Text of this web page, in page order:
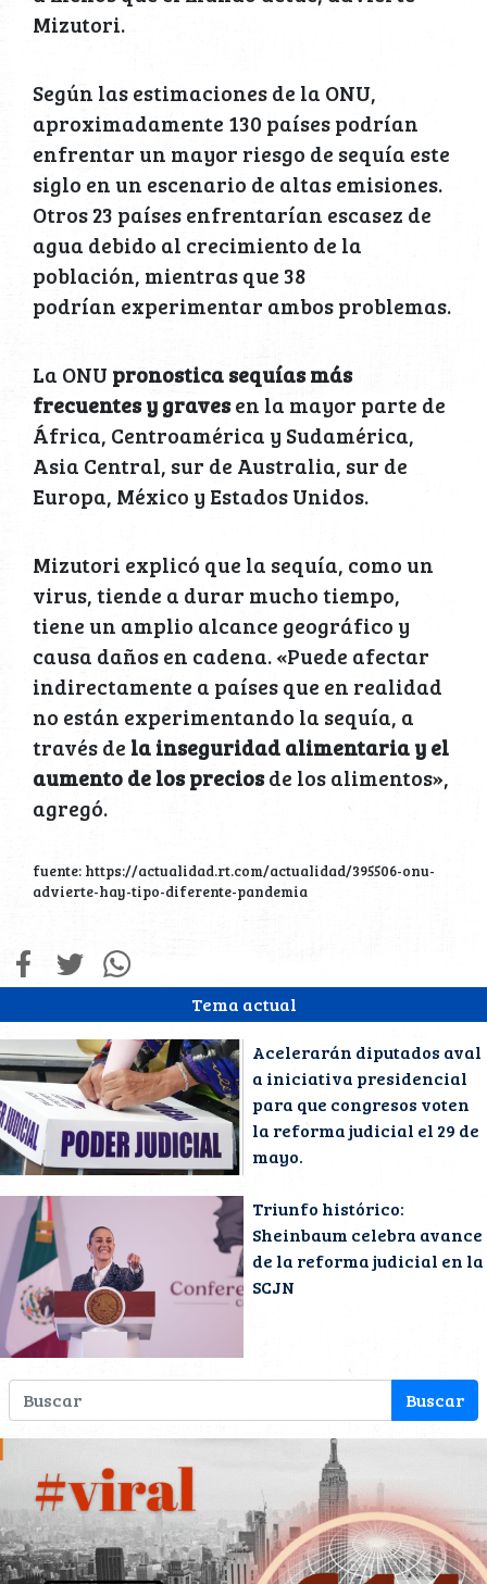
Tema actual
Acelerarán diputados aval
a iniciativa presidencial
para que congresos voten
la reforma judicial el 29 de
mayo.
Triunfo histórico:
Sheinbaum celebra avance
de la reforma judicial en la
SCJN
Mizutori.
Según las estimaciones de la ONU,
aproximadamente 130 países podrían
enfrentar un mayor riesgo de sequía este
siglo en un escenario de altas emisiones.
Otros 23 países enfrentarían escasez de
agua debido al crecimiento de la
población, mientras que 38
podrían experimentar ambos problemas.
La ONU pronostica sequías más
frecuentes y gravesen la mayor parte de
África, Centroamérica y Sudamérica,
Asia Central, sur de Australia, sur de
Europa, México y Estados Unidos.
Mizutori explicó que la sequía, como un
virus, tiende a durar mucho tiempo,
tiene un amplio alcance geográfico y
causa daños en cadena. «Puede afectar
indirectamente a países que en realidad
no están experimentando la sequía, a
través de la inseguridad alimentaria y el
aumento de los preciosde los alimentos»,
agregó.
fuente: https://actualidad.rt.com/actualidad/395506-onu-
advierte-hay-tipo-diferente-pandemia